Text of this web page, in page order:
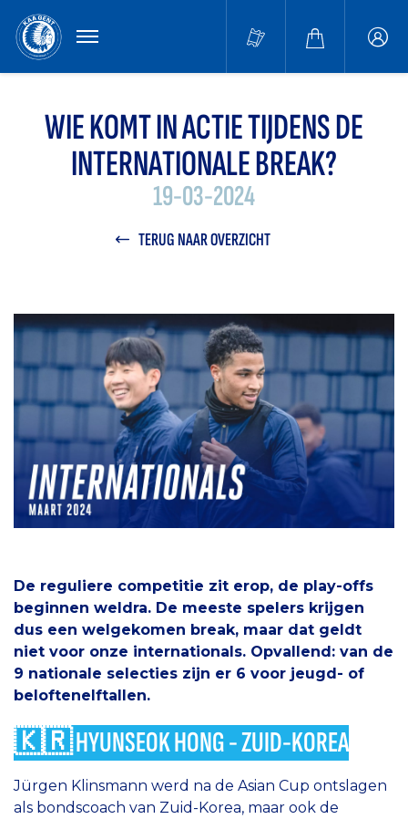
MENU
WIE KOMT IN ACTIE TIJDENS DE
INTERNATIONALE BREAK?
19-03-2024
TERUG NAAR OVERZICHT
De reguliere competitie zit erop, de play-offs
beginnen weldra. De meeste spelers krijgen
dus een welgekomen break, maar dat geldt
niet voor onze internationals. Opvallend: van de
9 nationale selecties zijn er 6 voor jeugd- of
beloftenelftallen.
🇰🇷 HYUNSEOK HONG - ZUID-KOREA
Jürgen Klinsmann werd na de Asian Cup ontslagen
als bondscoach van Zuid-Korea, maar ook de